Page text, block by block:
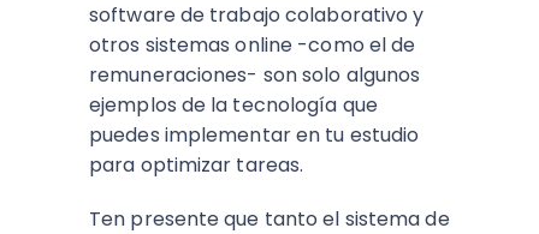
software de trabajo colaborativo y
otros sistemas online -como el de
remuneraciones- son solo algunos
ejemplos de la tecnología que
puedes implementar en tu estudio
para optimizar tareas.
Ten presente que tanto el sistema de